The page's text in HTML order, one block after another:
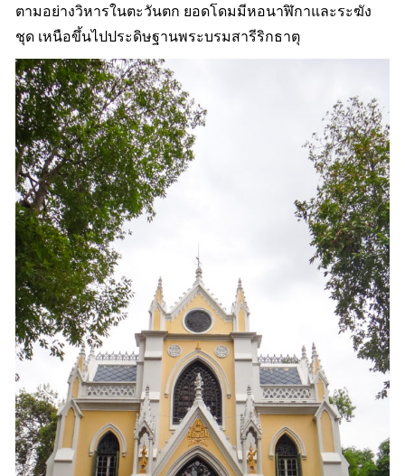
ตามอย่างวิหารในตะวันตก ยอดโดมมีหอนาฬิกาและระฆัง
ชุด เหนือขึ้นไปประดิษฐานพระบรมสารีริกธาตุ